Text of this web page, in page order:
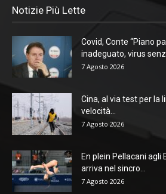
Notizie Più Lette
Covid, Conte “Piano
inadeguato, virus
7 Agosto 2026
Cina, al via test per la
velocità...
7 Agosto 2026
En plein Pellacani agli
arriva nel sincro...
7 Agosto 2026